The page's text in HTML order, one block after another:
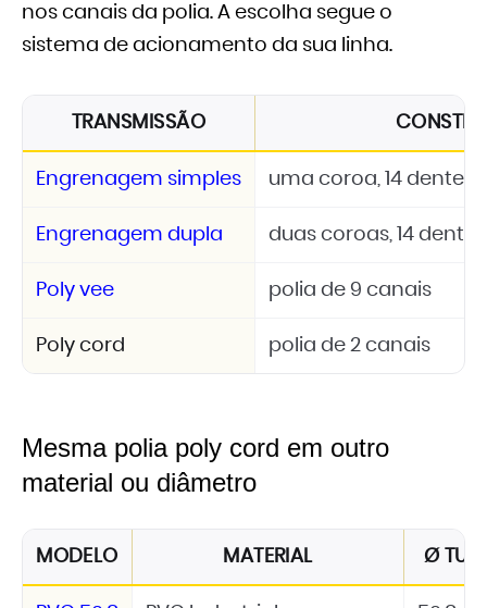
nos canais da polia. A escolha segue o
sistema de acionamento da sua linha.
TRANSMISSÃO
Engrenagem simples uma coroa, 14 dentes,
Engrenagem dupla duas coroas, 14
Poly vee polia de 9 canais
Poly cord polia de 2 canais
Mesma polia poly cord em outro
material ou diâmetro
MODELO MATERIAL Ø